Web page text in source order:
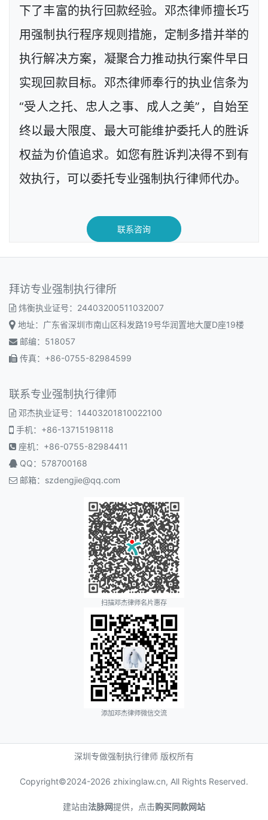
下了丰富的执行回款经验。邓杰律师擅长巧
用强制执行程序规则措施，定制多措并举的
执行解决方案，凝聚合力推动执行案件早日
实现回款目标。邓杰律师奉行的执业信条为
“受人之托、忠人之事、成人之美”，自始至
终以最大限度、最大可能维护委托人的胜诉
权益为价值追求。如您有胜诉判决得不到有
效执行，可以委托专业强制执行律师代办。
联系咨询
拜访专业强制执行律所
炜衡执业证号：24403200511032007
地址：广东省深圳市南山区科发路19号华润置地大厦D座19楼
邮编：518057
传真：+86-0755-82984599
联系专业强制执行律师
邓杰执业证号：14403201810022100
手机：+86-13715198118
座机：+86-0755-82984411
QQ：578700168
邮箱： szdengjie@qq.com
扫描邓杰律师名片惠存
添加邓杰律师微信交流
深圳专做强制执行律师 版权所有
Copyright©2024-2026 zhixinglaw.cn, All Rights Reserved.
建站由法脉网提供，点击购买同款网站